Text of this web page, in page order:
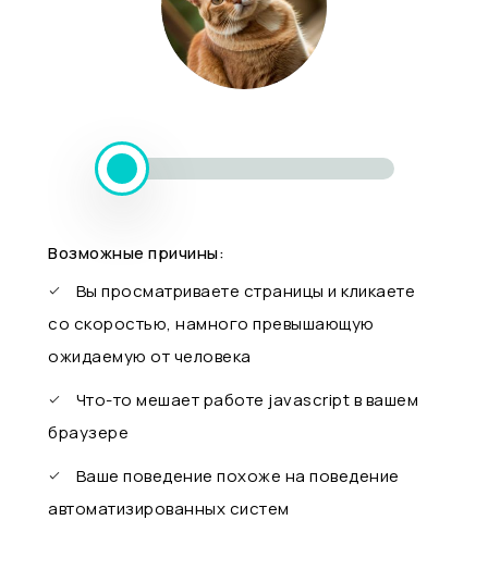
Возможные причины:
Вы просматриваете страницы и кликаете
со скоростью, намного превышающую
ожидаемую от человека
Что-то мешает работе javascript в вашем
браузере
Ваше поведение похоже на поведение
автоматизированных систем